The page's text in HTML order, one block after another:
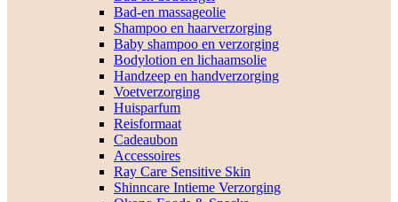
Bad-en massageolie
Shampoo en haarverzorging
Baby shampoo en verzorging
Bodylotion en lichaamsolie
Handzeep en handverzorging
Voetverzorging
Huisparfum
Reisformaat
Cadeaubon
Accessoires
Ray Care Sensitive Skin
Shinncare Intieme Verzorging